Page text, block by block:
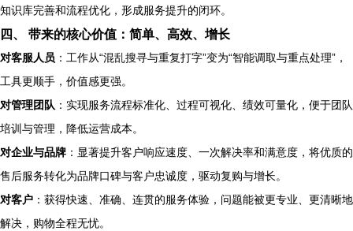
知识库完善和流程优化，形成服务提升的闭环。
四、 带来的核心价值：简单、高效、增长
对客服人员 ：工作从“混乱搜寻与重复打字”变为“智能调取与重点处理”，
工具更顺手，价值感更强。
对管理团队 ：实现服务流程标准化、过程可视化、绩效可量化，便于团队
培训与管理，降低运营成本。
对企业与品牌 ：显著提升客户响应速度、一次解决率和满意度，将优质的
售后服务转化为品牌口碑与客户忠诚度，驱动复购与增长。
对客户 ：获得快速、准确、连贯的服务体验，问题能被更专业、更清晰地
解决，购物全程无忧。